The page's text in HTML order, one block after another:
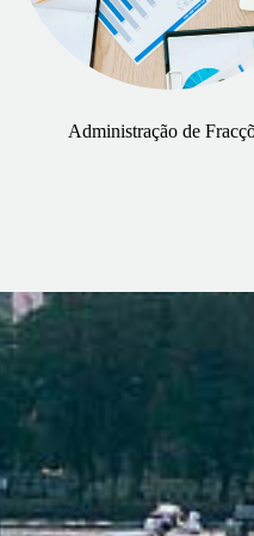
Administração de